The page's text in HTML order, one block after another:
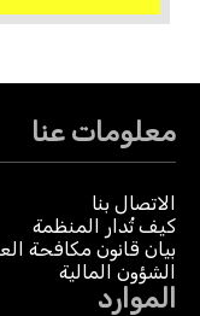
معلومات عنا
الاتصال بنا
كيف تُدار المنظمة
بيان قانون مكافحة
الشؤون المالية
الموارد